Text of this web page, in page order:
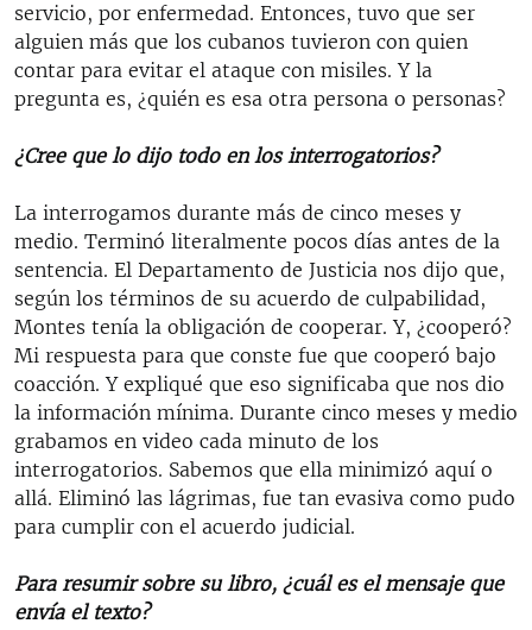
servicio, por enfermedad. Entonces, tuvo que ser
alguien más que los cubanos tuvieron con quien
contar para evitar el ataque con misiles. Y la
pregunta es, ¿quién es esa otra persona o personas?
¿Cree que lo dijo todo en los interrogatorios?
La interrogamos durante más de cinco meses y
medio. Terminó literalmente pocos días antes de la
sentencia. El Departamento de Justicia nos dijo que,
según los términos de su acuerdo de culpabilidad,
Montes tenía la obligación de cooperar. Y, ¿cooperó?
Mi respuesta para que conste fue que cooperó bajo
coacción. Y expliqué que eso significaba que nos dio
la información mínima. Durante cinco meses y medio
grabamos en video cada minuto de los
interrogatorios. Sabemos que ella minimizó aquí o
allá. Eliminó las lágrimas, fue tan evasiva como pudo
para cumplir con el acuerdo judicial.
Para resumir sobre su libro, ¿cuál es el mensaje que
envía el texto?